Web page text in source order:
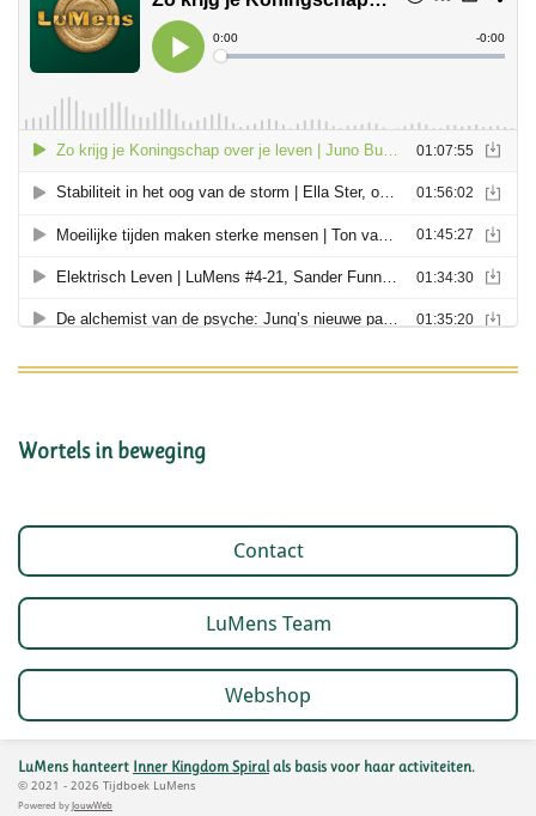
Wortels in beweging
Contact
LuMens Team
Webshop
LuMens hanteert Inner Kingdom Spiralals basis voor haar activiteiten.
© 2021 - 2026 Tijdboek LuMens
Powered by JouwWeb